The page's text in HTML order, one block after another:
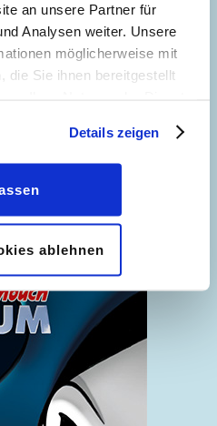
an unsere Partner für
Analysen weiter. Unsere
möglicherweise mit
die Sie ihnen bereitgestellt
in der
widerrufen.
Details zeigen
ablehnen
Feinden